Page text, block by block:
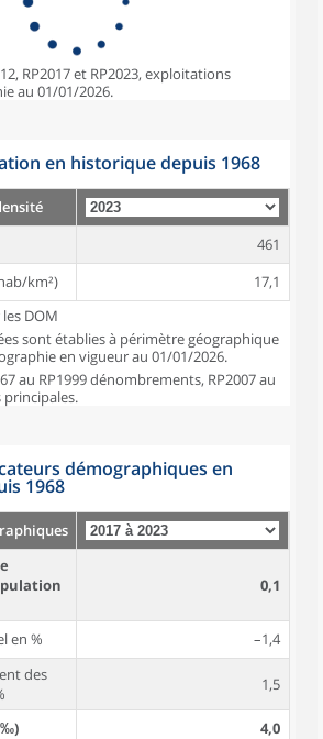
RP2017 et RP2023, exploitations
au 01/01/2026.
en historique depuis 1968
461
km²)
17,1
DOM
sont établies à périmètre géographique
en vigueur au 01/01/2026.
au RP1999 dénombrements, RP2007 au
principales.
démographiques en
1968
0,1
en %
–1,4
des
1,5
4,0